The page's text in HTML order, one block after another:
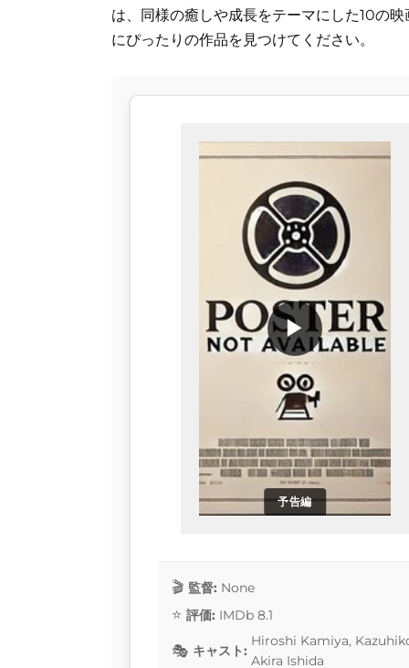
は、同様の癒しや成長をテーマにした10の
にぴったりの作品を見つけてください。
予告編
▶
監督: None
評価: IMDb 8.1
キャスト:
Hiroshi Kamiya,
Akira Ishida